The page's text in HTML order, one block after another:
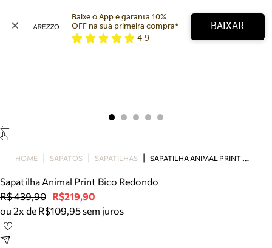
Bolsa
Tamanco
Tênis
Mule
Baixe o App e garanta 10%
OFF na sua primeira compra*
4,9
BAIXAR
HOME SAPATOS SAPATILHAS S
APATILHA ANIMAL PRINT BICO REDONDO
Sapatilha Animal Print Bico Redondo
R$ 439,90 R$219,90
ou 2x de R$109,95 sem juros